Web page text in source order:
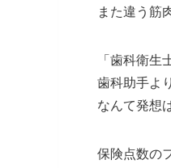
また違う筋
「歯科衛生
歯科助手よ
なんて発想
保険点数の